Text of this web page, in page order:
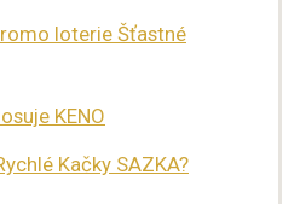
loterie Šťastné
KENO
Kačky SAZKA?